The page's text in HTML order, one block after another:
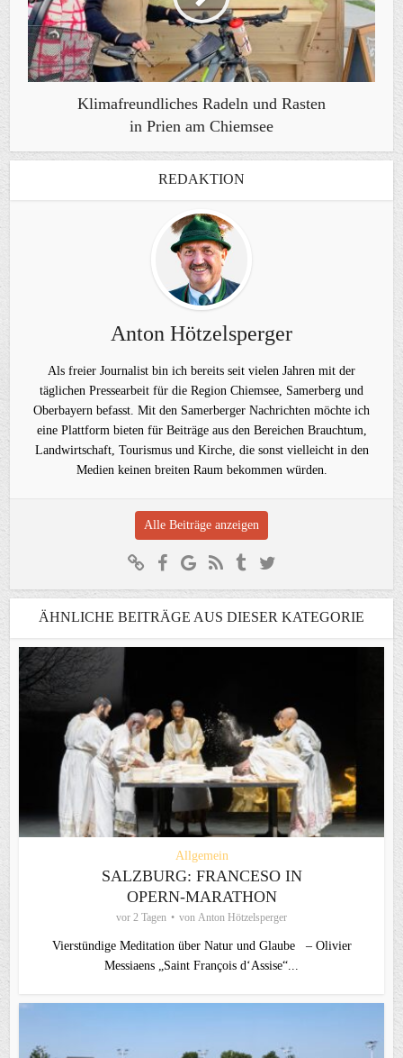
Klimafreundliches Radeln und Rasten
in Prien am Chiemsee
REDAKTION
Anton Hötzelsperger
Als freier Journalist bin ich bereits seit vielen Jahren mit der
täglichen Pressearbeit für die Region Chiemsee, Samerberg und
Oberbayern befasst. Mit den Samerberger Nachrichten möchte ich
eine Plattform bieten für Beiträge aus den Bereichen Brauchtum,
Landwirtschaft, Tourismus und Kirche, die sonst vielleicht in den
Medien keinen breiten Raum bekommen würden.
Alle Beiträge anzeigen
ÄHNLICHE BEITRÄGE AUS DIESER KATEGORIE
Allgemein
SALZBURG: FRANCESO IN
OPERN-MARATHON
vor 2 Tagen von Anton Hötzelsperger
Vierstündige Meditation über Natur und Glaube – Olivier
Messiaens „Saint François d‘Assise“...